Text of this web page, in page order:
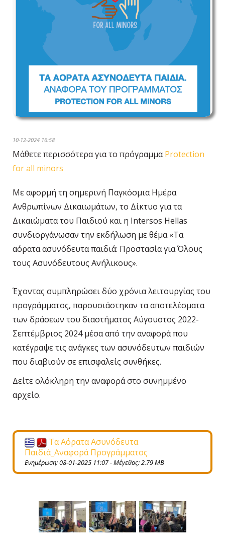
10-12-2024 16:58
Μάθετε περισσότερα για το πρόγραμμαProtection
for all minors
Με αφορμή τη σημερινή Παγκόσμια Ημέρα
Ανθρωπίνων Δικαιωμάτων, το Δίκτυο για τα
Δικαιώματα του Παιδιού και η Intersos Hellas
συνδιοργάνωσαν την εκδήλωση με θέμα «Τα
αόρατα ασυνόδευτα παιδιά: Προστασία για Όλους
τους Ασυνόδευτους Ανήλικους».
Έχοντας συμπληρώσει δύο χρόνια λειτουργίας του
προγράμματος, παρουσιάστηκαν τα αποτελέσματα
των δράσεων του διαστήματος Αύγουστος 2022-
Σεπτέμβριος 2024 μέσα από την αναφορά που
κατέγραψε τις ανάγκες των ασυνόδευτων παιδιών
που διαβιούν σε επισφαλείς συνθήκες.
Δείτε ολόκληρη την αναφορά στο συνημμένο
αρχείο.
Tα Αόρατα Ασυνόδευτα
Παιδιά_Αναφορά Προγράμματος
Ενημέρωση: 08-01-2025 11:07 - Μέγεθος: 2.79 MB